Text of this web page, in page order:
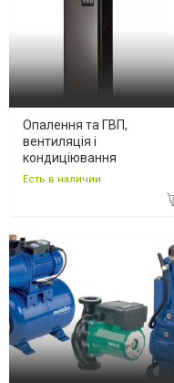
Опалення та ГВП,
вентиляція і
кондиціювання
Есть в наличии